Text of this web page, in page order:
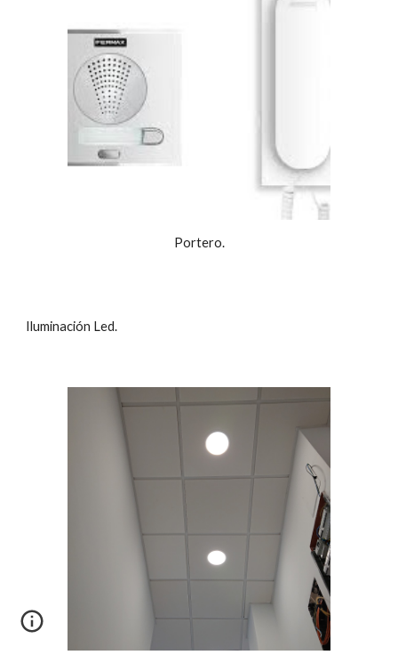
Portero.
Iluminación Led.